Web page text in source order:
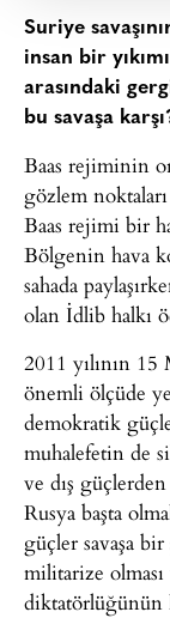
Suriye
insan bir
arasındaki
bu savaşa
Baas rejiminin
gözlem
Baas rejimi bir
Bölgenin hava
sahada
olan İdlib halkı
2011 yılının 15
önemli ölçüde
demokratik
muhalefetin de
ve dış
Rusya başta
güçler savaşa
militarize olması
diktatörlüğünün